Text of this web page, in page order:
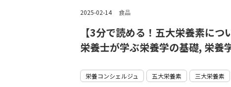
2025-02-14 食品
【3分で読める！五大栄養素に
栄養士が学ぶ栄養学の基礎, 栄養
栄養コンシェルジュ 五大栄養素 三大栄養素